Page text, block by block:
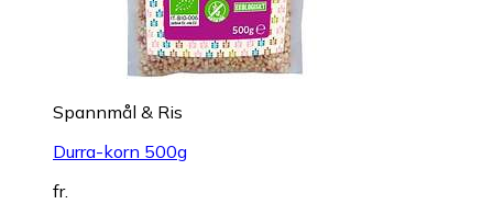
Spannmål & Ris
Durra-korn 500g
fr.